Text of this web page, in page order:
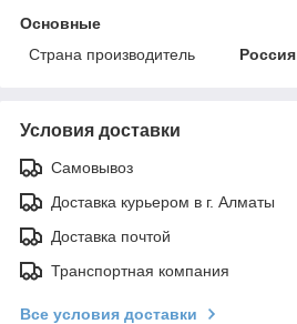
Основные
Страна производитель
Россия
Условия доставки
Самовывоз
Доставка курьером в г. Алматы
Доставка почтой
Транспортная компания
Все условия доставки